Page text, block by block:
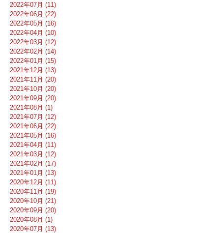
2022年07月 (11)
2022年06月 (22)
2022年05月 (16)
2022年04月 (10)
2022年03月 (12)
2022年02月 (14)
2022年01月 (15)
2021年12月 (13)
2021年11月 (20)
2021年10月 (20)
2021年09月 (20)
2021年08月 (1)
2021年07月 (12)
2021年06月 (22)
2021年05月 (16)
2021年04月 (11)
2021年03月 (12)
2021年02月 (17)
2021年01月 (13)
2020年12月 (11)
2020年11月 (19)
2020年10月 (21)
2020年09月 (20)
2020年08月 (1)
2020年07月 (13)